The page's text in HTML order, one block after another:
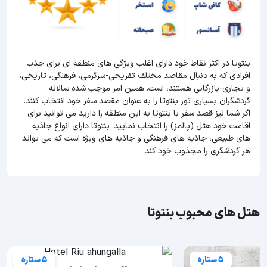
بنتوتا در اکثر نقاط خود دارای اغلب ویژگی های منطقه ای برای جذب
افرادی که به دنبال مقاصد مختلف تفریحی-سرگرمی، فرهنگی، تاریخی،
و تجاری-بازرگانی هستند، است. همین امر موجب شده سالانه
گردشگران بسیاری تور بنتوتا را به عنوان مقصد سفر خود انتخاب کنند.
اگر شما نیز قصد سفر با بنتوتا به این منطقه را دارید می توانید برای
اقامت خود هتل (پالمز) را انتخاب نمایید. بنتوتا دارای انواع جاذبه
های طبیعی، جاذبه های فرهنگی و جاذبه های ویژه است که می تواند
هر گردشگری را مجذوب خود کند.
هتل های محبوب بنتوتا
5 ستاره 5 ستاره